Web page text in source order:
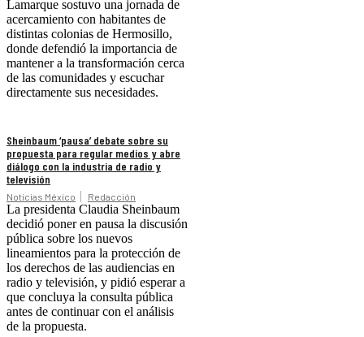
Lamarque sostuvo una jornada de
acercamiento con habitantes de
distintas colonias de Hermosillo,
donde defendió la importancia de
mantener a la transformación cerca
de las comunidades y escuchar
directamente sus necesidades.
Sheinbaum ‘pausa’ debate sobre su
propuesta para regular medios y abre
diálogo con la industria de radio y
televisión
Noticias México Redacción
La presidenta Claudia Sheinbaum
decidió poner en pausa la discusión
pública sobre los nuevos
lineamientos para la protección de
los derechos de las audiencias en
radio y televisión, y pidió esperar a
que concluya la consulta pública
antes de continuar con el análisis
de la propuesta.